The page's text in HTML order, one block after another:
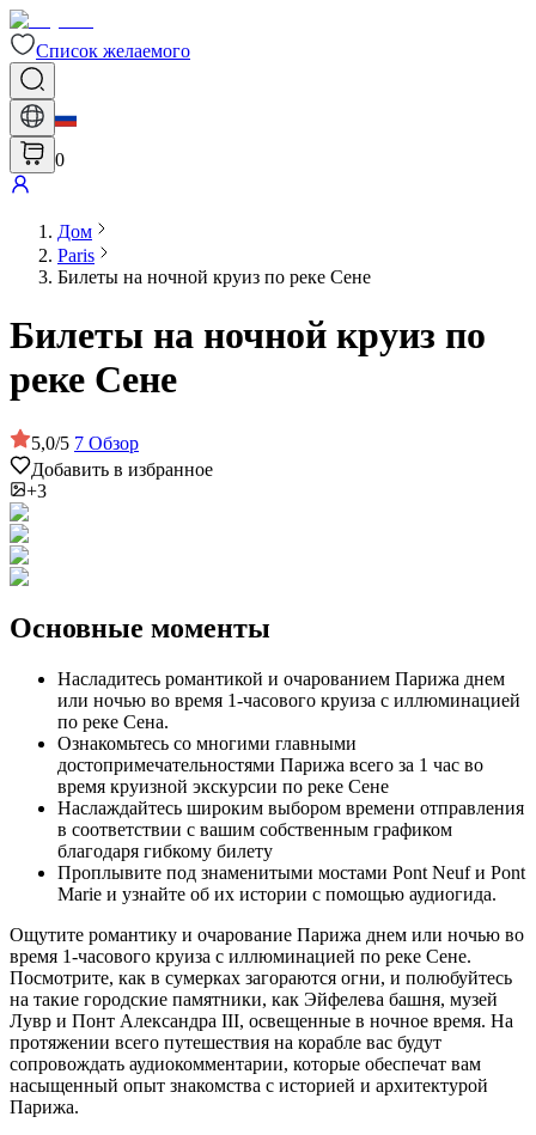
Список желаемого
0
Дом
Paris
Билеты на ночной круиз по реке Сене
Билеты на ночной круиз по
реке Сене
5,0/5 7 Обзор
Добавить в избранное
+3
Основные моменты
Насладитесь романтикой и очарованием Парижа днем
или ночью во время 1-часового круиза с иллюминацией
по реке Сена.
Ознакомьтесь со многими главными
достопримечательностями Парижа всего за 1 час во
время круизной экскурсии по реке Сене
Наслаждайтесь широким выбором времени отправления
в соответствии с вашим собственным графиком
благодаря гибкому билету
Проплывите под знаменитыми мостами Pont Neuf и Pont
Marie и узнайте об их истории с помощью аудиогида.
Ощутите романтику и очарование Парижа днем или ночью во
время 1-часового круиза с иллюминацией по реке Сене.
Посмотрите, как в сумерках загораются огни, и полюбуйтесь
на такие городские памятники, как Эйфелева башня, музей
Лувр и Понт Александра III, освещенные в ночное время. На
протяжении всего путешествия на корабле вас будут
сопровождать аудиокомментарии, которые обеспечат вам
насыщенный опыт знакомства с историей и архитектурой
Парижа.